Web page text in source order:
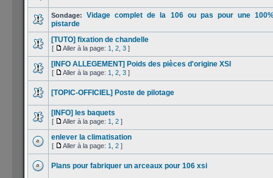
Sondage:Vidage complet de la 106 ou pas pour une
pistarde
[TUTO] fixation de chandelle
[ Aller à la page: 1 2 3 ]
[INFO ALLEGEMENT] Poids des pièces d'origine XSI
[ Aller à la page: 1 2 3 ]
[TOPIC-OFFICIEL] Poste de pilotage
[INFO] les baquets
[ Aller à la page: 1 2 ]
enlever la climatisation
[ Aller à la page: 1 2 ]
Plans pour fabriquer un arceaux pour 106 xsi